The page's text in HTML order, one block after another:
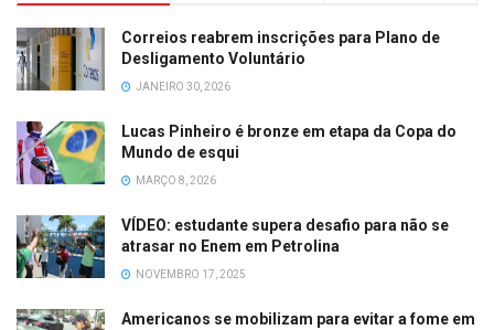
Correios reabrem inscrições para Plano de
Desligamento Voluntário
JANEIRO 30, 2026
Lucas Pinheiro é bronze em etapa da Copa do
Mundo de esqui
MARÇO 8, 2026
VÍDEO: estudante supera desafio para não se
atrasar no Enem em Petrolina
NOVEMBRO 17, 2025
Americanos se mobilizam para evitar a fome em